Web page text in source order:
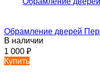
Обрамление дверей
В наличии
1 000 ₽
Купить